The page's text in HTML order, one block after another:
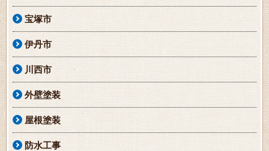
宝塚市
伊丹市
川西市
外壁塗装
屋根塗装
防水工事